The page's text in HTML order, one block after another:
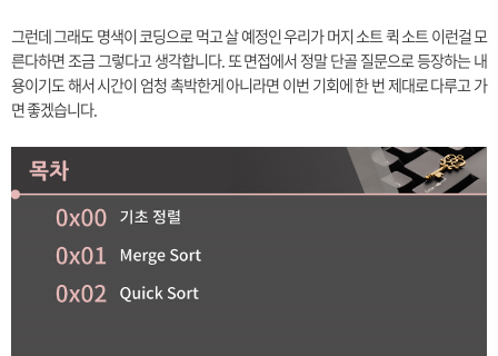
그런데 그래도 명색이 코딩으로 먹고 살 예정인 우리가 머지 소트 퀵 소트 이런걸 모
른다하면 조금 그렇다고 생각합니다. 또 면접에서 정말 단골 질문으로 등장하는 내
용이기도 해서 시간이 엄청 촉박한게 아니라면 이번 기회에 한 번 제대로 다루고 가
면 좋겠습니다.